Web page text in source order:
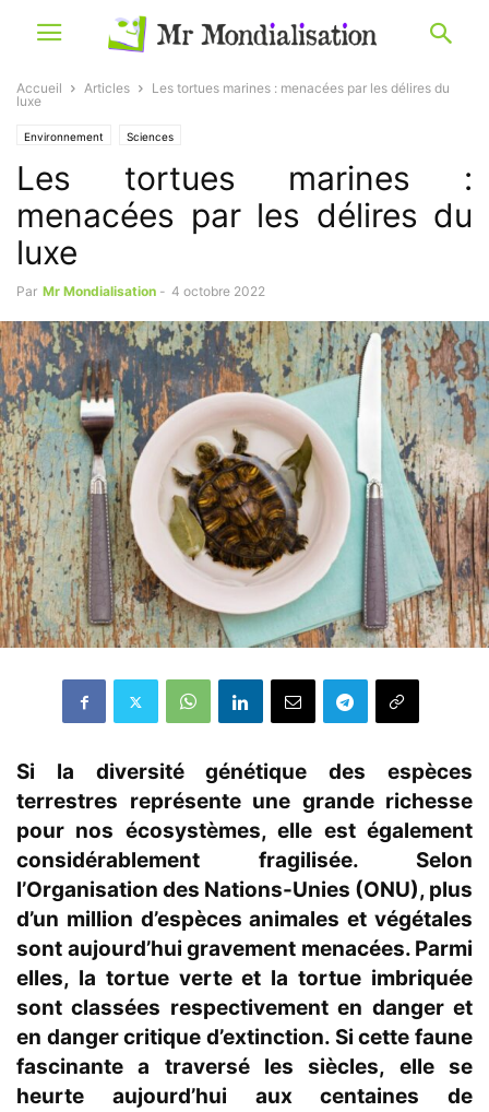
Accueil Articles
Les tortues marines : menacées par les délires du
luxe
Environnement Sciences
Les tortues marines :
menacées par les délires du
luxe
Par Mr Mondialisation - 4 octobre 2022
Si la diversité génétique des espèces
terrestres représente une grande richesse
pour nos écosystèmes, elle est également
considérablement fragilisée. Selon
l’Organisation des Nations-Unies (ONU), plus
d’un million d’espèces animales et végétales
sont aujourd’hui gravement menacées. Parmi
elles, la tortue verte et la tortue imbriquée
sont classées respectivement en danger et
en danger critique d’extinction. Si cette faune
fascinante a traversé les siècles, elle se
heurte aujourd’hui aux centaines de